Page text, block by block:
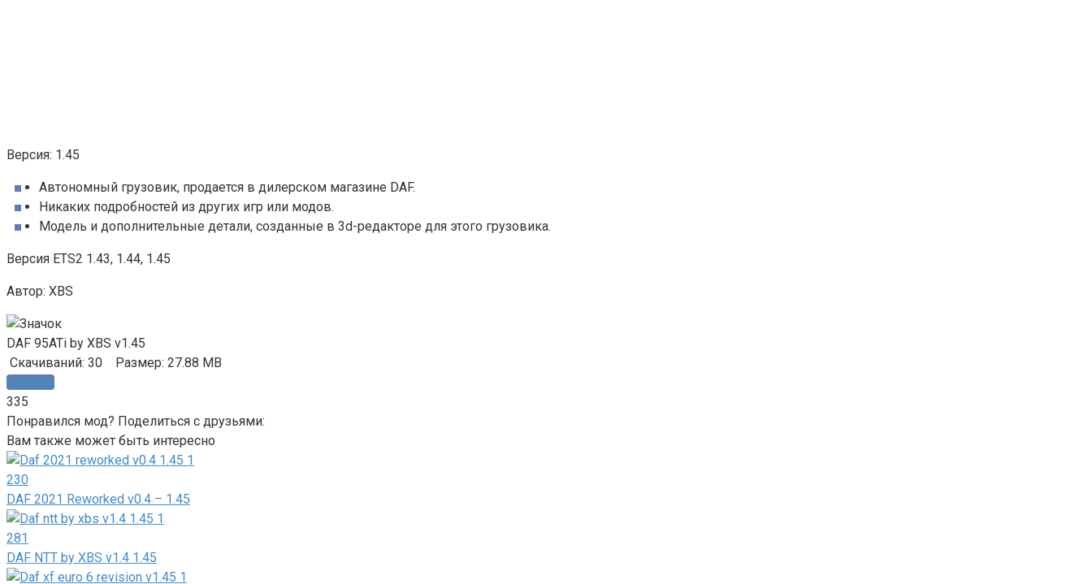
Версия: 1.45
Автономный грузовик, продается в дилерском магазине DAF.
Никаких подробностей из других игр или модов.
Модель и дополнительные детали, созданные в 3d-редакторе для этого грузовика.
Версия ETS2 1.43, 1.44, 1.45
Автор: XBS
DAF 95ATi by XBS v1.45
Скачиваний: 30
Размер: 27.88 MB
Скачать
335
Понравился мод? Поделиться с друзьями:
Вам также может быть интересно
230
DAF 2021 Reworked v0.4 – 1.45
281
DAF NTT by XBS v1.4 1.45